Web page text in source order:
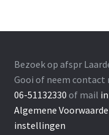
Bezoek op afspr
Gooi of neem contact
06-51132330 of mail
Algemene
instellingen